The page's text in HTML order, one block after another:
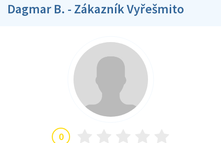
Dagmar B. - Zákazník Vyřešmito
0